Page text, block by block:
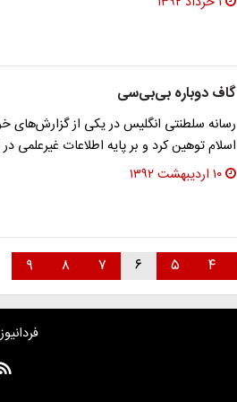
گاف دوباره بی‌بی‌سی
رسانه سلطنتی انگلیس در یکی از
اسلام توهین کرد و بر پایه اطلاعات غیرعلمی
۱۰ اردیبهشت ۱۳۹۲
۴ ۵ ۶ ۷ ۸ ۹